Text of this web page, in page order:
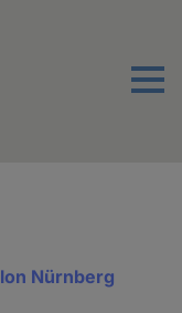
Menu
Nürnberg